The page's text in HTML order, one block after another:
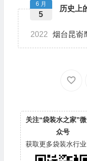
历史上
6 月
5
2022 烟台昆嵛
关注“袋装水之家”
众号
获取更多袋装水行